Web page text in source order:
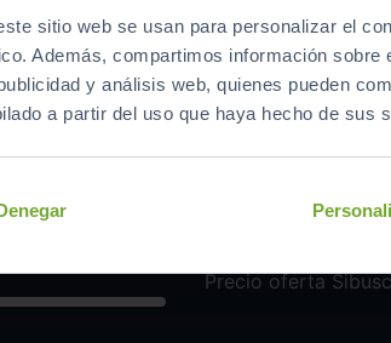
sitio web se usan para personalizar el
Además, compartimos información
y análisis web, quienes pueden
a partir del uso que haya hecho de sus
Precio oferta